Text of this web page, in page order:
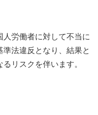
人労働者に対して不当に
法違反となり、結果と
リスクを伴います。